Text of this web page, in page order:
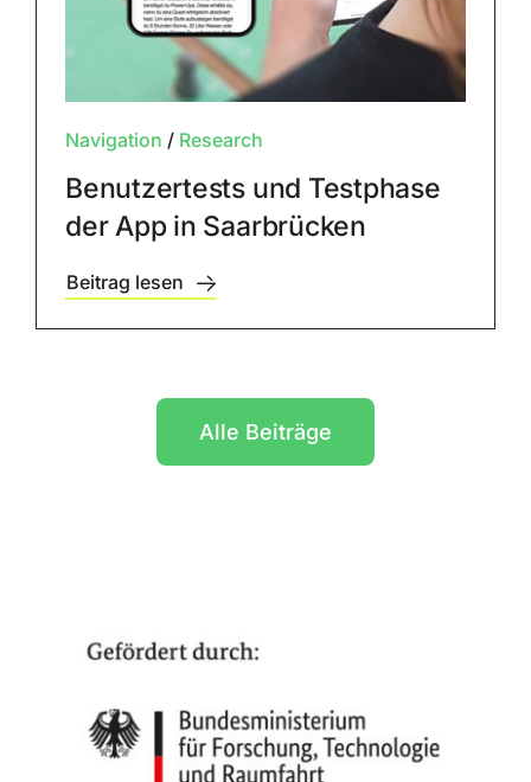
Navigation / Research
Benutzertests und Testphase
der App in Saarbrücken
Beitrag lesen
Alle Beiträge